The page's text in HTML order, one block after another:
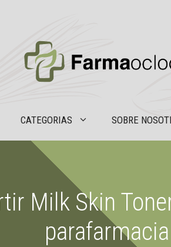
CATEGORIAS SOBRE
Milk Skin
parafarmacia